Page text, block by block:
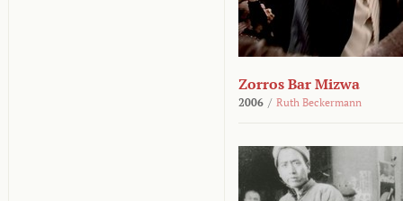
Zorros Bar Mizwa
2006 / Ruth Beckermann